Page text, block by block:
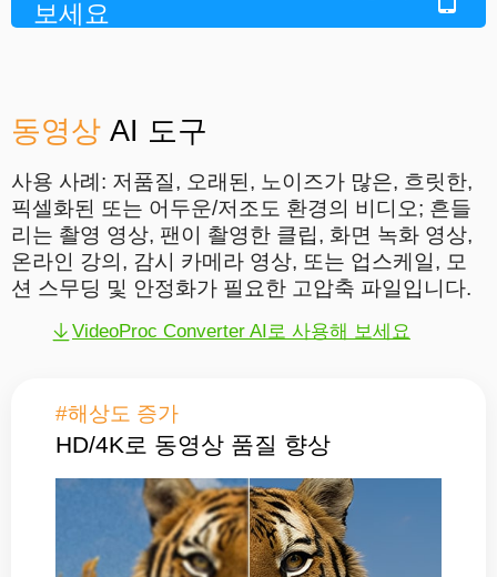
보세요
동영상 AI 도구
사용 사례: 저품질, 오래된, 노이즈가 많은, 흐릿한,
픽셀화된 또는 어두운/저조도 환경의 비디오; 흔들
리는 촬영 영상, 팬이 촬영한 클립, 화면 녹화 영상,
온라인 강의, 감시 카메라 영상, 또는 업스케일, 모
션 스무딩 및 안정화가 필요한 고압축 파일입니다.
VideoProc Converter AI로 사용해 보세요
#해상도 증가
HD/4K로 동영상 품질 향상